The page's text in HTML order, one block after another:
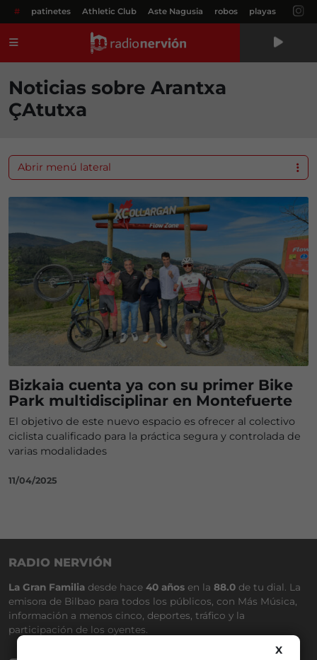
# patinetes Athletic Club Aste Nagusia robos playas
Noticias sobre Arantxa
ÇAtutxa
Bizkaia cuenta ya con su primer Bike
Park multidisciplinar en Montefuerte
El objetivo de este nuevo espacio es ofrecer al colectivo
ciclista cualificado para la práctica segura y controlada de
varias modalidades
11/04/2025
Abrir menú lateral
RADIO NERVIÓN
La Gran Familia desde hace 40 años en la 88.0 de tu dial. La
emisora de Bilbao para todos los públicos, con Más Música,
información a menos cinco, deportes, tráfico y la
participación de los oyentes.
X